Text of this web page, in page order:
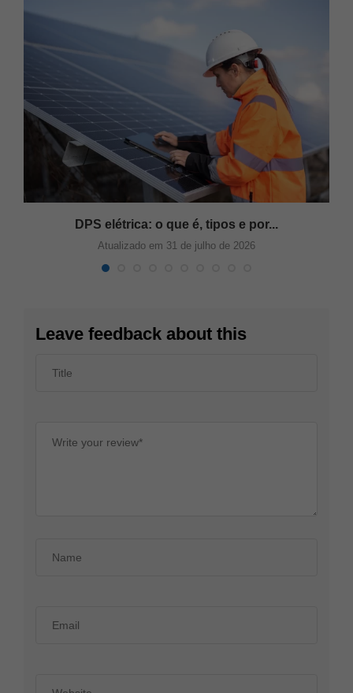
DPS elétrica: o que é, tipos e por...
Atualizado em 31 de julho de 2026
Leave feedback about this